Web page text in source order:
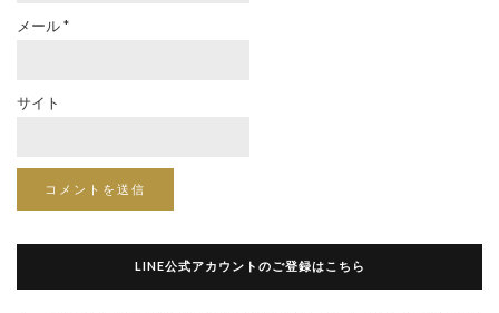
メール*
サイト
LINE公式アカウントのご登録はこちら